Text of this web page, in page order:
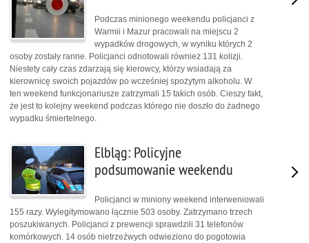
Podczas minionego weekendu policjanci z
Warmii i Mazur pracowali na miejscu 2
wypadków drogowych, w wyniku których 2
osoby zostały ranne. Policjanci odnotowali również 131 kolizji.
Niestety cały czas zdarzają się kierowcy, którzy wsiadają za
kierownicę swoich pojazdów po wcześniej spożytym alkoholu. W
ten weekend funkcjonariusze zatrzymali 15 takich osób. Cieszy fakt,
że jest to kolejny weekend podczas którego nie doszło do żadnego
wypadku śmiertelnego.
Elbląg: Policyjne
podsumowanie weekendu
Policjanci w miniony weekend interweniowali
155 razy. Wylegitymowano łącznie 503 osoby. Zatrzymano trzech
poszukiwanych. Policjanci z prewencji sprawdzili 31 telefonów
komórkowych. 14 osób nietrzeźwych odwieziono do pogotowia